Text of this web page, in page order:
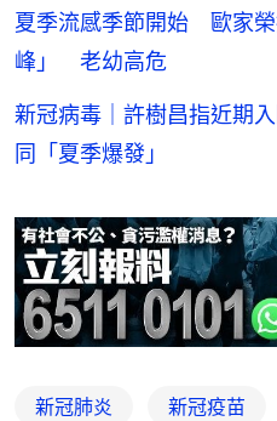
夏季流感季節開始 歐家
峰」 老幼高危
新冠病毒｜許樹昌指近期
同「夏季爆發」
新冠肺炎 新冠疫苗